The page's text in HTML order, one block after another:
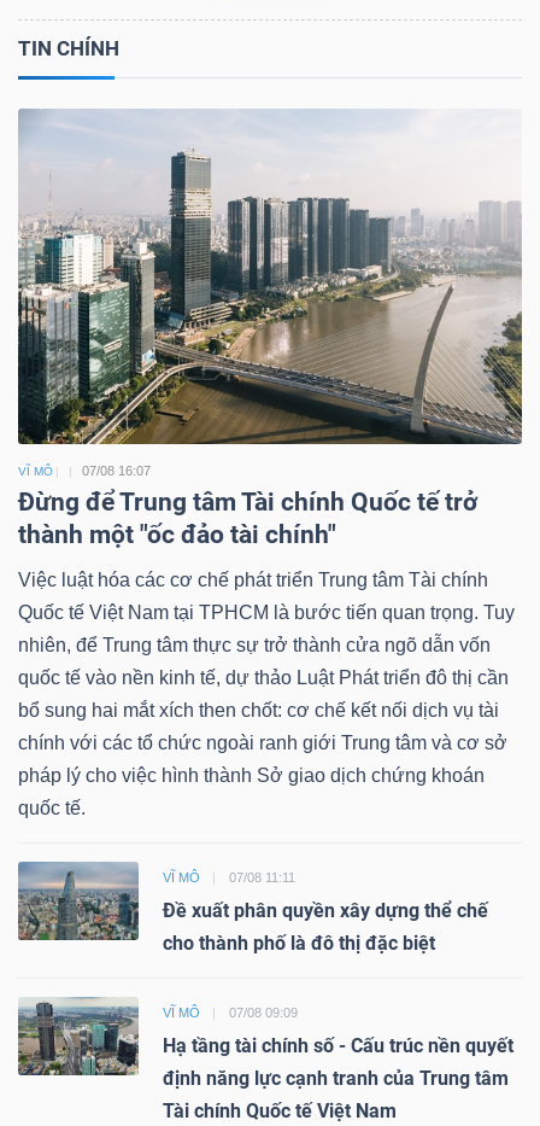
TIN CHÍNH
VĨ MÔ 07/08 16:07
Đừng để Trung tâm Tài chính Quốc tế trở
thành một "ốc đảo tài chính"
Việc luật hóa các cơ chế phát triển Trung tâm Tài chính
Quốc tế Việt Nam tại TPHCM là bước tiến quan trọng. Tuy
nhiên, để Trung tâm thực sự trở thành cửa ngõ dẫn vốn
quốc tế vào nền kinh tế, dự thảo Luật Phát triển đô thị cần
bổ sung hai mắt xích then chốt: cơ chế kết nối dịch vụ tài
chính với các tổ chức ngoài ranh giới Trung tâm và cơ sở
pháp lý cho việc hình thành Sở giao dịch chứng khoán
quốc tế.
VĨ MÔ 07/08 11:11
Đề xuất phân quyền xây dựng thể chế
cho thành phố là đô thị đặc biệt
VĨ MÔ 07/08 09:09
Hạ tầng tài chính số - Cấu trúc nền quyết
định năng lực cạnh tranh của Trung tâm
Tài chính Quốc tế Việt Nam